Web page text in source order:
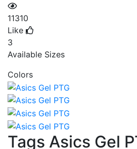
11310
Like
3
Available Sizes
Colors
Tags Asics Gel